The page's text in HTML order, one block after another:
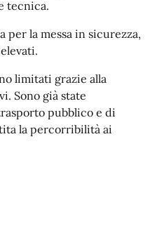
tecnica.
per la messa in sicurezza,
limitati grazie alla
Sono già state
pubblico e di
la percorribilità ai